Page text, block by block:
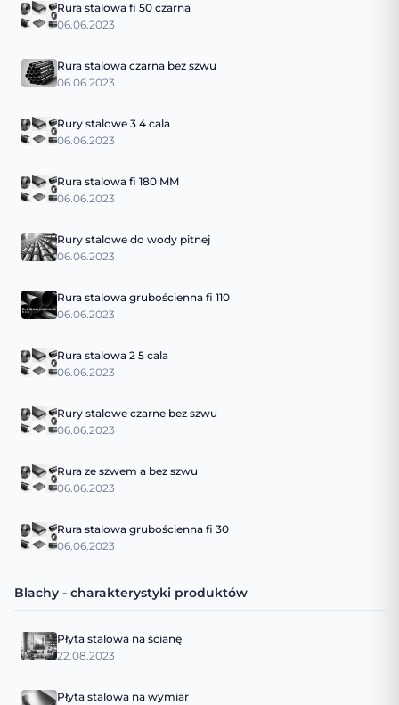
Rura stalowa fi 50 czarna
06.06.2023
Rura stalowa czarna bez szwu
06.06.2023
Rury stalowe 3 4 cala
06.06.2023
Rura stalowa fi 180 MM
06.06.2023
Rury stalowe do wody pitnej
06.06.2023
Rura stalowa grubościenna fi 110
06.06.2023
Rura stalowa 2 5 cala
06.06.2023
Rury stalowe czarne bez szwu
06.06.2023
Rura ze szwem a bez szwu
06.06.2023
Rura stalowa grubościenna fi 30
06.06.2023
Blachy - charakterystyki produktów
Płyta stalowa na ścianę
22.08.2023
Płyta stalowa na wymiar